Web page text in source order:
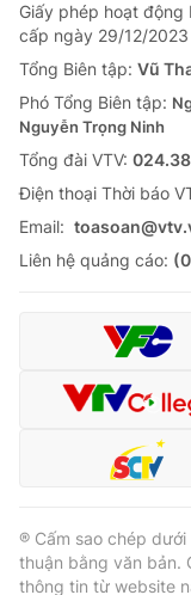
Giấy phép hoạt động
cấp ngày 29/12/2023
Tổng Biên tập: Vũ
Phó Tổng Biên tập:
Nguyễn Trọng Ninh
Tổng đài VTV:
Ðiện thoại Thời báo
Email:
Liên hệ quảng cáo:
® Cấm sao chép
thuận bằng văn bản.
thông tin từ website